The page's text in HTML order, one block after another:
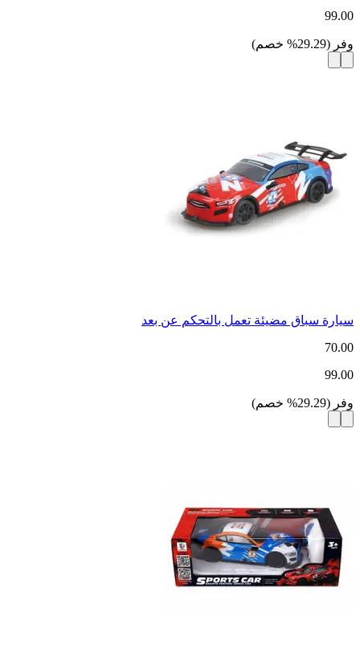
99.00
وفر (
29.29
% خصم)
سيارة سباق مضيئة تعمل بالتحكم عن بعد
70.00
99.00
وفر (
29.29
% خصم)